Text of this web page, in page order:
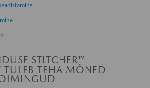
STITCHER™
TULEB TEHA MÕNED